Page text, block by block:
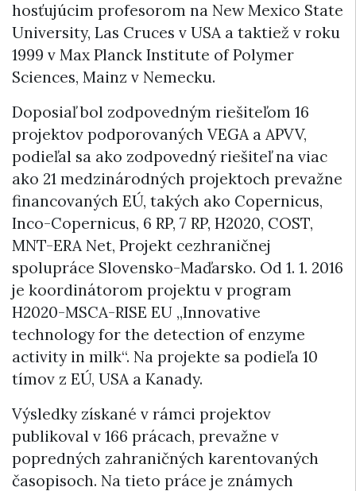
hosťujúcim profesorom na New Mexico State
University, Las Cruces v USA a taktiež v roku
1999 v Max Planck Institute of Polymer
Sciences, Mainz v Nemecku.
Doposiaľ bol zodpovedným riešiteľom 16
projektov podporovaných VEGA a APVV,
podieľal sa ako zodpovedný riešiteľ na viac
ako 21 medzinárodných projektoch prevažne
financovaných EÚ, takých ako Copernicus,
Inco-Copernicus, 6 RP, 7 RP, H2020, COST,
MNT-ERA Net, Projekt cezhraničnej
spolupráce Slovensko-Maďarsko. Od 1. 1. 2016
je koordinátorom projektu v program
H2020-MSCA-RISE EU „Innovative
technology for the detection of enzyme
activity in milk“. Na projekte sa podieľa 10
tímov z EÚ, USA a Kanady.
Výsledky získané v rámci projektov
publikoval v 166 prácach, prevažne v
popredných zahraničných karentovaných
časopisoch. Na tieto práce je známych